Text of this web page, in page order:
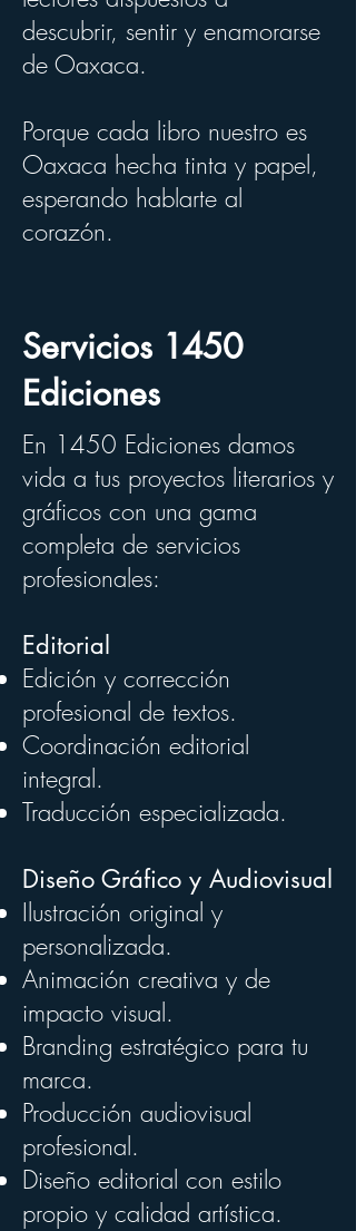
descubrir, sentir y enamorarse
de Oaxaca.
Porque cada libro nuestro es
Oaxaca hecha tinta y papel,
esperando hablarte al
corazón.
Servicios 1450
Ediciones
En 1450 Ediciones damos
vida a tus proyectos literarios y
gráficos con una gama
completa de servicios
profesionales:
Editorial​
Edición y corrección
profesional de textos.
Coordinación editorial
integral.
Traducción especializada.
Diseño Gráfico y Audiovisual
Ilustración original y
personalizada.
Animación creativa y de
impacto visual.
Branding estratégico para tu
marca.
Producción audiovisual
profesional.
Diseño editorial con estilo
propio y calidad artística.